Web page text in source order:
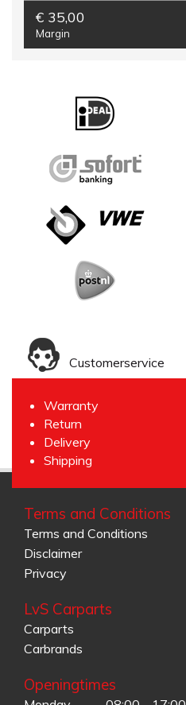
€ 35,00
Margin
Customerservice
Warranty
Return
Delivery
Shipping
Terms and Conditions
Terms and Conditions
Disclaimer
Privacy
LvS Carparts
Carparts
Carbrands
Openingtimes